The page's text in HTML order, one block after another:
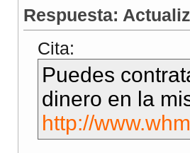
Respuesta:
Cita:
Puedes
dinero en la
http://